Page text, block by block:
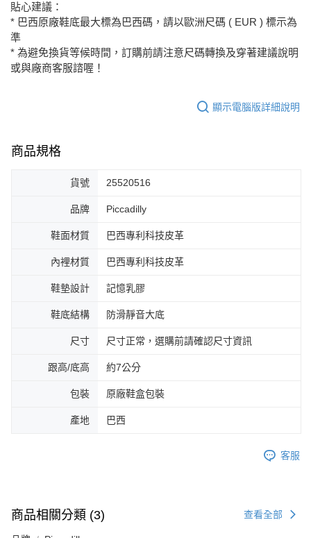
貼心建議：
* 巴西原廠鞋底最大標為巴西碼，請以歐洲尺碼 ( EUR ) 標示為
準
* 為避免換貨等候時間，訂購前請注意尺碼轉換及穿著建議說明
或與廠商客服諮喔！
顯示電腦版詳細說明
商品規格
貨號 25520516
品牌 Piccadilly
鞋面材質 巴西專利科技皮革
內裡材質 巴西專利科技皮革
鞋墊設計 記憶乳膠
鞋底結構 防滑靜音大底
尺寸 尺寸正常，選購前請確認尺寸資訊
跟高/底高 約7公分
包裝 原廠鞋盒包裝
產地 巴西
客服
商品相關分類 (3) 查看全部